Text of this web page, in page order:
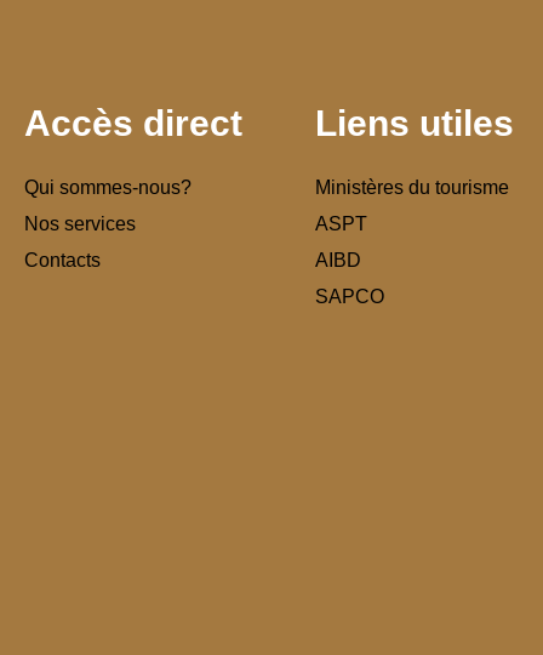
Accès direct
Qui sommes-nous?
Nos services
Contacts
Liens utiles
Ministères du tourisme
ASPT
AIBD
SAPCO